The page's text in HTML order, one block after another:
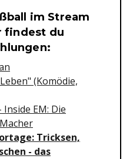
&im Stream
findest du
(Komödie,
EM: Die
Tricksen,
- das